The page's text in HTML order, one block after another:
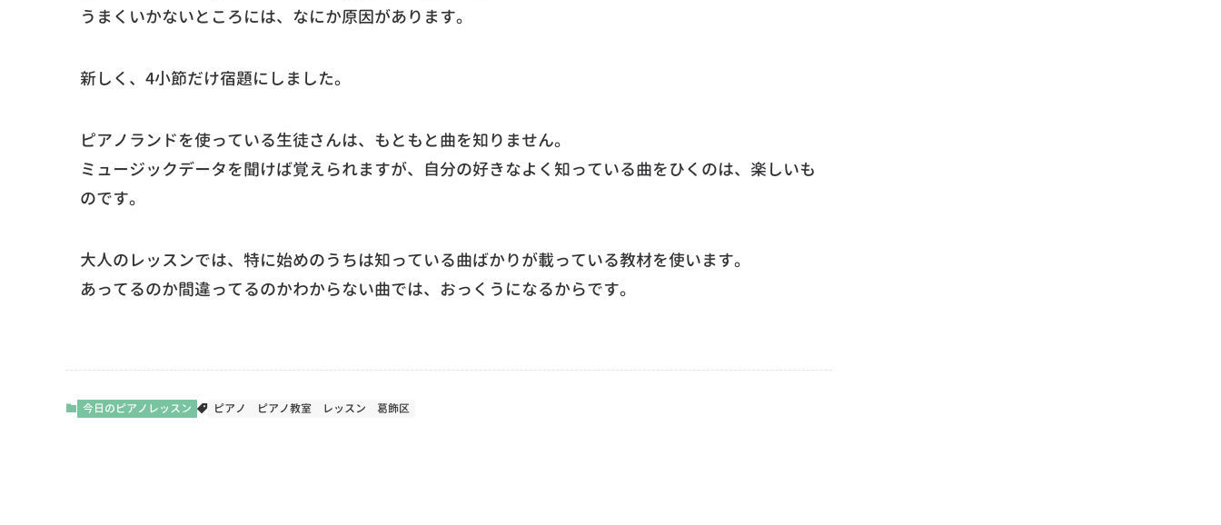
うまくいかないところには、なにか原因があります。
新しく、4小節だけ宿題にしました。
ピアノランドを使っている生徒さんは、もともと曲を知りません。
ミュージックデータを聞けば覚えられますが、自分の好きなよく知っている曲をひくのは、楽しいも
のです。
大人のレッスンでは、特に始めのうちは知っている曲ばかりが載っている教材を使います。
あってるのか間違ってるのかわからない曲では、おっくうになるからです。
今日のピアノレッスン ピアノ ピアノ教室 レッスン 葛飾区